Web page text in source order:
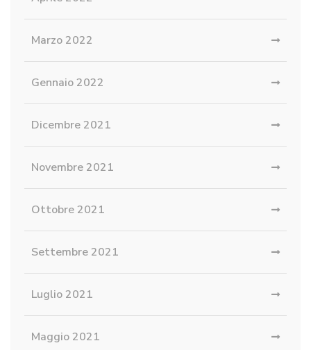
Marzo 2022
Gennaio 2022
Dicembre 2021
Novembre 2021
Ottobre 2021
Settembre 2021
Luglio 2021
Maggio 2021